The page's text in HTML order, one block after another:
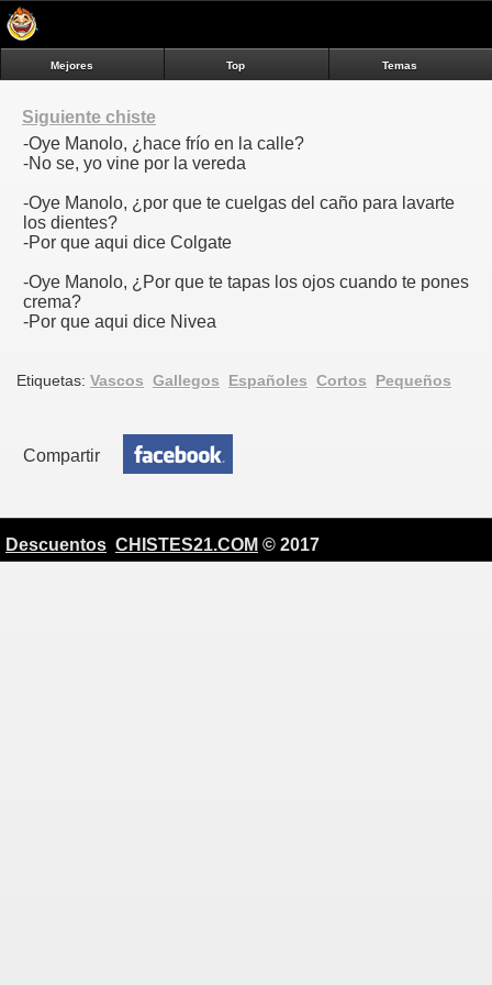
Mejores Top Temas
Siguiente chiste
-Oye Manolo, ¿hace frío en la calle?
-No se, yo vine por la vereda
-Oye Manolo, ¿por que te cuelgas del caño para lavarte
los dientes?
-Por que aqui dice Colgate
-Oye Manolo, ¿Por que te tapas los ojos cuando te pones
crema?
-Por que aqui dice Nivea
Etiquetas: Vascos Gallegos Españoles Cortos Pequeños
Compartir
Descuentos CHISTES21.COM © 2017